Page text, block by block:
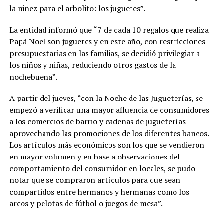
la niñez para el arbolito: los juguetes”.
La entidad informó que “7 de cada 10 regalos que realiza
Papá Noel son juguetes y en este año, con restricciones
presupuestarias en las familias, se decidió privilegiar a
los niños y niñas, reduciendo otros gastos de la
nochebuena”.
A partir del jueves, “con la Noche de las Jugueterías, se
empezó a verificar una mayor afluencia de consumidores
a los comercios de barrio y cadenas de jugueterías
aprovechando las promociones de los diferentes bancos.
Los artículos más económicos son los que se vendieron
en mayor volumen y en base a observaciones del
comportamiento del consumidor en locales, se pudo
notar que se compraron artículos para que sean
compartidos entre hermanos y hermanas como los
arcos y pelotas de fútbol o juegos de mesa”.